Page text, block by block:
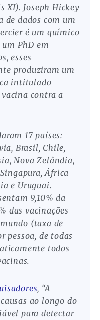
XI). Joseph Hickey
de dados com um
é um químico
um PhD em
esses
produziram um
intitulado
contra a
17 países:
Brasil, Chile,
Nova Zelândia,
África
e Uruguai.
9,10% da
das vacinações
(taxa de
pessoa, de todas
todos
, “A
ao longo do
para detectar